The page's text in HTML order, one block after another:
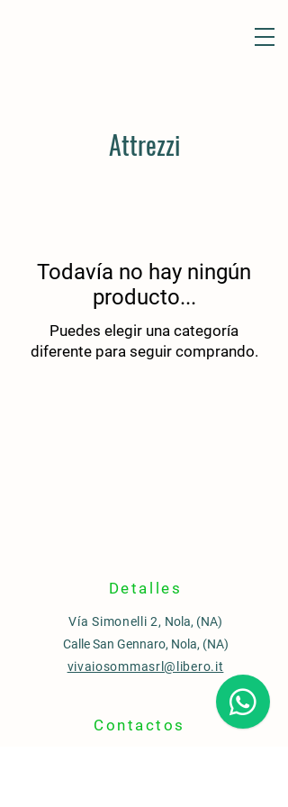
Attrezzi
Todavía no hay ningún
producto...
Puedes elegir una categoría
diferente para seguir comprando.
Detalles
Vía Simonelli 2, Nola, (NA)
Calle San Gennaro, Nola, (NA)
vivaiosommasrl@libero.it
Contactos